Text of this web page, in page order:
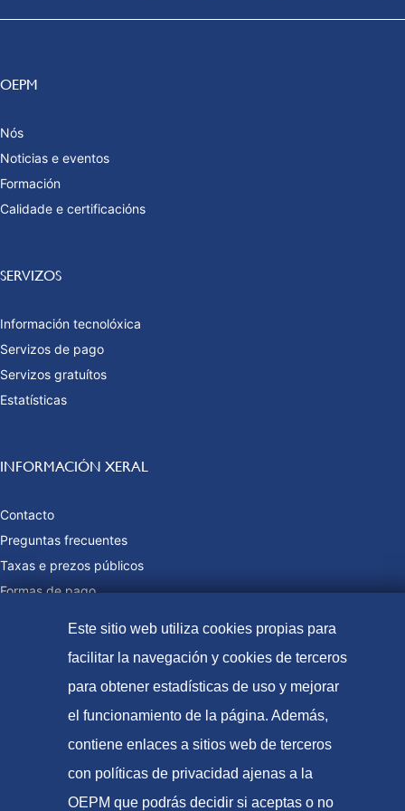
OEPM
Nós
Noticias e eventos
Formación
Calidade e certificacións
SERVIZOS
Información tecnolóxica
Servizos de pago
Servizos gratuítos
Estatísticas
INFORMACIÓN XERAL
Contacto
Preguntas frecuentes
Taxas e prezos públicos
Formas de pago
© Oficina Española de Patentes e Marcas, 2021
Accesibilidade
Política de Cookies
Este sitio web utiliza cookies propias para
facilitar la navegación y cookies de terceros
para obtener estadísticas de uso y mejorar
el funcionamiento de la página. Además,
contiene enlaces a sitios web de terceros
con políticas de privacidad ajenas a la
OEPM que podrás decidir si aceptas o no